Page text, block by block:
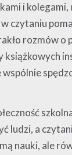
i
czytaniu
rozmów o
szkolna
ludzi, a
nauki, ale